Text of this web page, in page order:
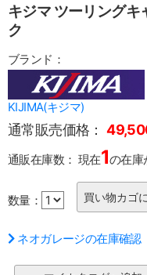
キジマ ツーリング
ク
ブランド：
KIJIMA(キジマ)
通常販売価格：
通販在庫数： 現在1の在庫
数量：
ネオガレージの在庫確認